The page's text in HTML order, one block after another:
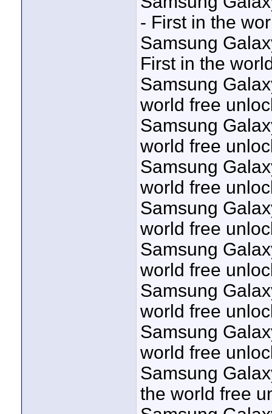
- First in the
Samsung
First in the
Samsung
world free
Samsung
world free
Samsung
world free
Samsung
world free
Samsung
world free
Samsung
world free
Samsung
world free
Samsung
the world free